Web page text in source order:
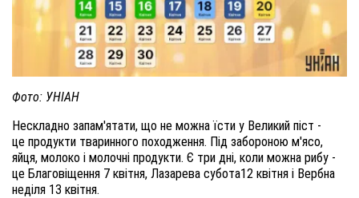
Фото: УНІАН
Нескладно запам'ятати, що не можна їсти у Великий піст -
це продукти тваринного походження. Під забороною м'ясо,
яйця, молоко і молочні продукти. Є три дні, коли можна рибу -
це Благовіщення 7 квітня, Лазарева субота12 квітня і Вербна
неділя 13 квітня.